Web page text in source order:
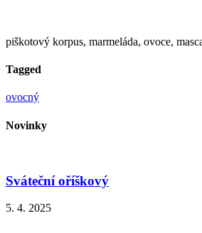
piškotový korpus, marmeláda, ovoce,
Tagged
ovocný
Novinky
Sváteční oříškový
5. 4. 2025